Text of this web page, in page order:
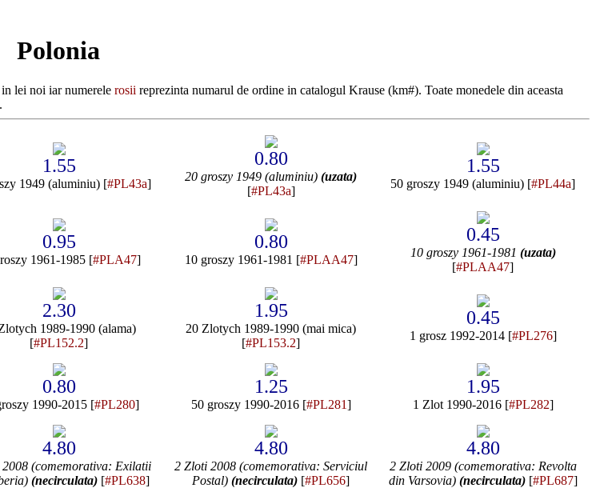
Polonia
lei noi iar numerele rosii reprezinta numarul de ordine in catalogul Krause (km#). Toate monedele din aceasta
1.55
1949 (aluminiu) [#PL43a]
0.80
20 groszy 1949 (aluminiu) (uzata)
[#PL43a]
1.55
50 groszy 1949 (aluminiu) [#PL44a]
0.95
1961-1985 [#PLA47]
0.80
10 groszy 1961-1981 [#PLAA47]
0.45
10 groszy 1961-1981 (uzata)
[#PLAA47]
2.30
1989-1990 (alama)
[#PL152.2]
1.95
20 Zlotych 1989-1990 (mai mica)
[#PL153.2]
0.45
1 grosz 1992-2014 [#PL276]
0.80
1990-2015 [#PL280]
1.25
50 groszy 1990-2016 [#PL281]
1.95
1 Zlot 1990-2016 [#PL282]
4.80
(comemorativa: Exilatii
(necirculata)[#PL638]
4.80
2 Zloti 2008 (comemorativa: Serviciul
Postal) (necirculata) [#PL656]
4.80
2 Zloti 2009 (comemorativa: Revolta
din Varsovia) (necirculata)[#PL687]